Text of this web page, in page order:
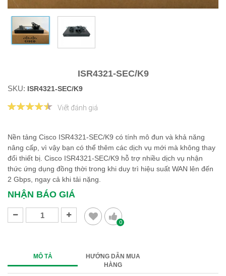
ISR4321-SEC/K9
SKU: ISR4321-SEC/K9
Viết đánh giá
Nền tảng Cisco ISR4321-SEC/K9 có tính mô đun và khả năng
nâng cấp, vì vậy bạn có thể thêm các dịch vụ mới mà không thay
đổi thiết bị. Cisco ISR4321-SEC/K9 hỗ trợ nhiều dịch vụ nhận
thức ứng dụng đồng thời trong khi duy trì hiệu suất WAN lên đến
2 Gbps, ngay cả khi tải nặng.
NHẬN BÁO GIÁ
0
MÔ TẢ
HƯỚNG DẪN MUA
HÀNG